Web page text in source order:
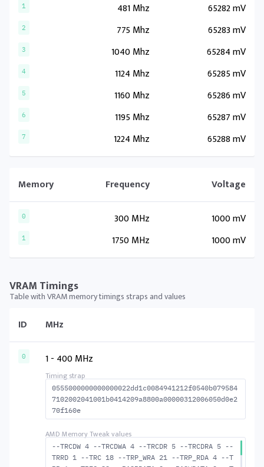
1 481 Mhz 65282 mV
2 775 Mhz 65283 mV
3 1040 Mhz 65284 mV
4 1124 Mhz 65285 mV
5 1160 Mhz 65286 mV
6 1195 Mhz 65287 mV
7 1224 Mhz 65288 mV
Memory Frequency Voltage
0 300 MHz 1000 mV
1 1750 MHz 1000 mV
VRAM Timings
Table with VRAM memory timings straps and values
ID MHz
0 1 - 400 MHz
0555000000000000022dd1c0084941212f0540b079584
7102002041001b0414209a8800a00000312006050d0e2
70f160e
--TRCDW 4 --TRCDWA 4 --TRCDR 5 --TRCDRA 5 --
TRRD 1 --TRC 18 --TRP_WRA 21 --TRP_RDA 4 --T